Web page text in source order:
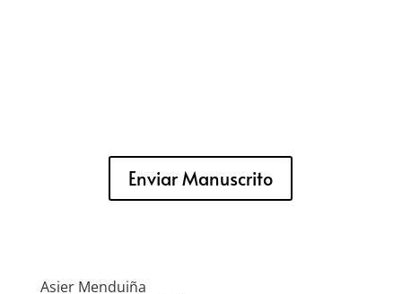
Enviar Manuscrito
Asier Menduiña